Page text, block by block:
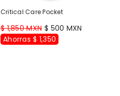
Critical Care Pocket
$ 1,850 MXN $ 500 MXN
Ahorras $ 1,350